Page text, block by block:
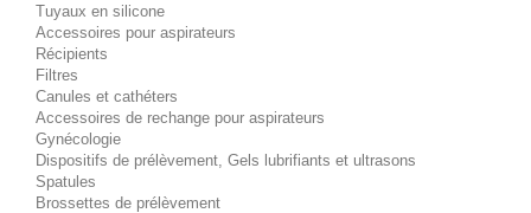
Tuyaux en silicone
Accessoires pour aspirateurs
Récipients
Filtres
Canules et cathéters
Accessoires de rechange pour aspirateurs
Gynécologie
Dispositifs de prélèvement, Gels lubrifiants et ultrasons
Spatules
Brossettes de prélèvement